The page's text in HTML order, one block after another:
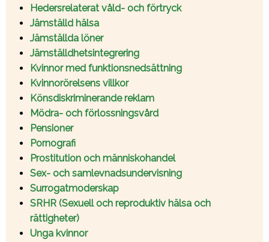
Hedersrelaterat våld- och förtryck
Jämställd hälsa
Jämställda löner
Jämställdhetsintegrering
Kvinnor med funktionsnedsättning
Kvinnorörelsens villkor
Könsdiskriminerande reklam
Mödra- och förlossningsvård
Pensioner
Pornografi
Prostitution och människohandel
Sex- och samlevnadsundervisning
Surrogatmoderskap
SRHR (Sexuell och reproduktiv hälsa och
rättigheter)
Unga kvinnor